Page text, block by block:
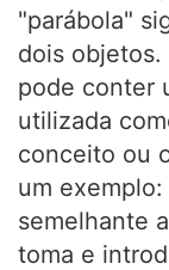
"parábola"
dois objetos.
pode conter
utilizada
conceito ou
um
semelhante
toma e